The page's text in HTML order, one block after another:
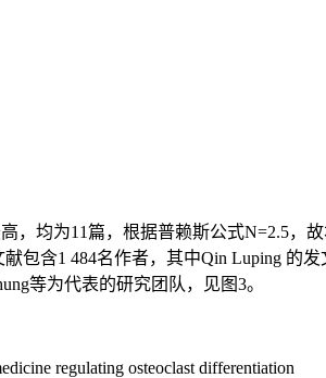
，均为11篇，根据普赖斯公式N=2.5
包含1 484名作者，其中Qin Luping 的
等为代表的研究团队，见图3。
regulating osteoclast differentiation